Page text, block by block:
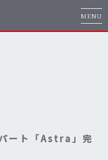
MENU
ート「Astra」完